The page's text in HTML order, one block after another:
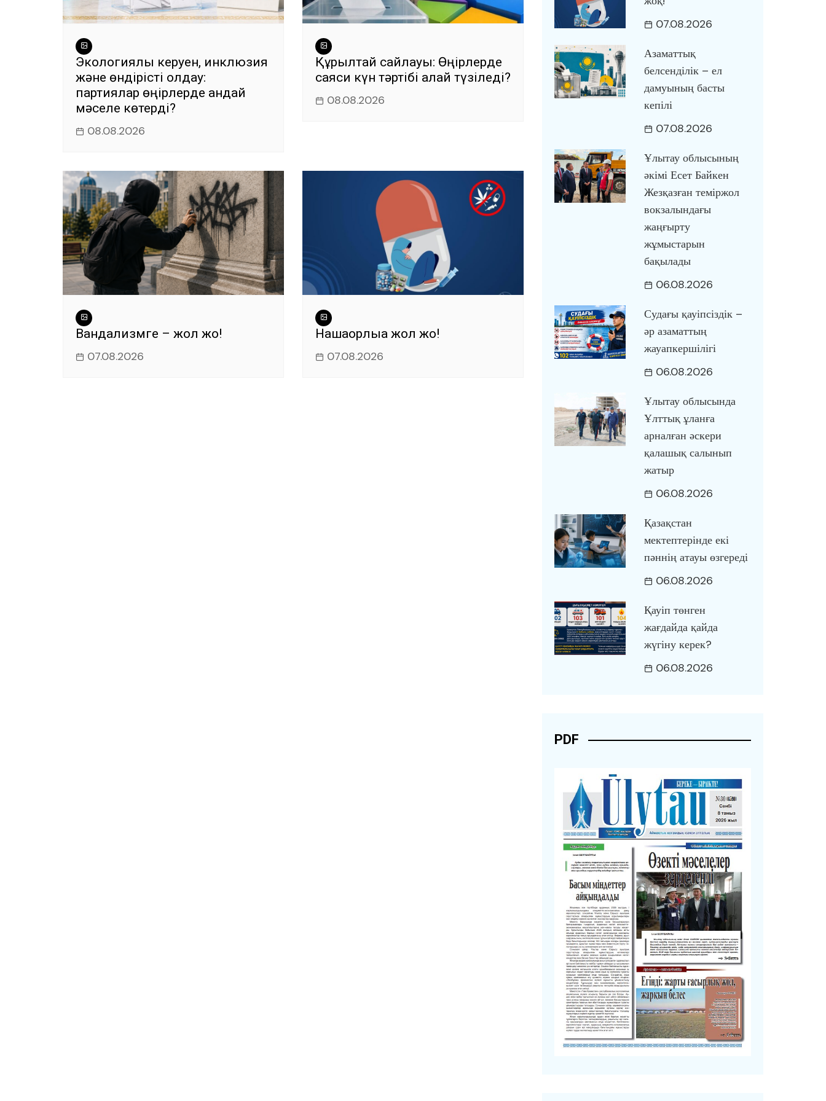
Экологиялық керуен, инклюзия
және өндірісті қолдау:
партиялар өңірлерде қандай
мәселе көтерді?
08.08.2026
Құрылтай сайлауы: Өңірлерде
саяси күн тәртібі қалай түзіледі?
08.08.2026
Вандализмге – жол жоқ!
07.08.2026
Нашақорлыққа жол жоқ!
07.08.2026
07.08.2026
Азаматтық
белсенділік – ел
дамуының басты
кепілі
07.08.2026
Ұлытау облысының
әкімі Есет Байкен
Жезқазған теміржол
вокзалындағы
жаңғырту
жұмыстарын
бақылады
06.08.2026
Судағы қауіпсіздік –
әр азаматтың
жауапкершілігі
06.08.2026
Ұлытау облысында
Ұлттық ұланға
арналған әскери
қалашық салынып
жатыр
06.08.2026
Қазақстан
мектептерінде екі
пәннің атауы өзгереді
06.08.2026
Қауіп төнген
жағдайда қайда
жүгіну керек?
06.08.2026
PDF